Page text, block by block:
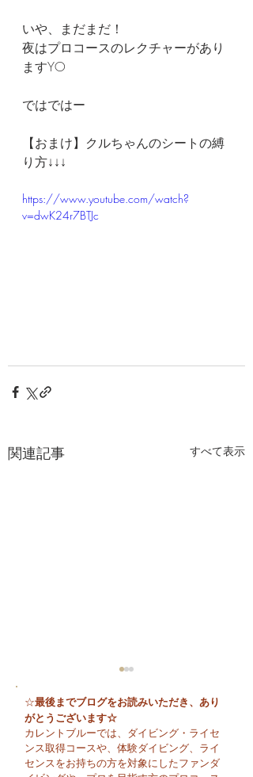
いや、まだまだ！
夜はプロコースのレクチャーがあり
ますYO
ではではー
【おまけ】クルちゃんのシートの縛
り方↓↓↓
https://www.youtube.com/watch?
v=dwK24r7BTJc
関連記事 すべて表示
☆最後までブログをお読みいただき、あり
がとうございます☆
カレントブルーでは、ダイビング・ライセ
ンス取得コースや、体験ダイビング、ライ
センスをお持ちの方を対象にしたファンダ